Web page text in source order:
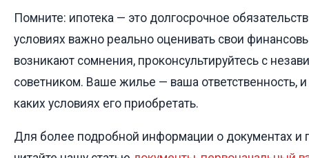
Помните: ипотека — это долгосрочное
условиях важно реально оценивать свои
возникают сомнения, проконсультируйтесь с
советником. Ваше жилье — ваша ответственность,
каких условиях его приобретать.
Для более подробной информации о документах и